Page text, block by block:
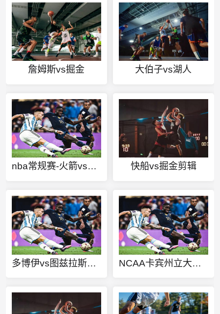
詹姆斯vs掘金 大伯子vs湖人
nba常规赛-火箭vs鹈鹕 快船vs掘金剪辑
多博伊vs图兹拉斯洛博达直播 NCAA卡宾州立大学vs拉德福德大学直播